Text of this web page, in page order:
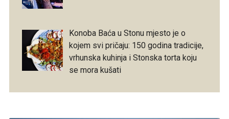
Konoba Baća u Stonu mjesto je o
kojem svi pričaju: 150 godina tradicije,
vrhunska kuhinja i Stonska torta koju
se mora kušati